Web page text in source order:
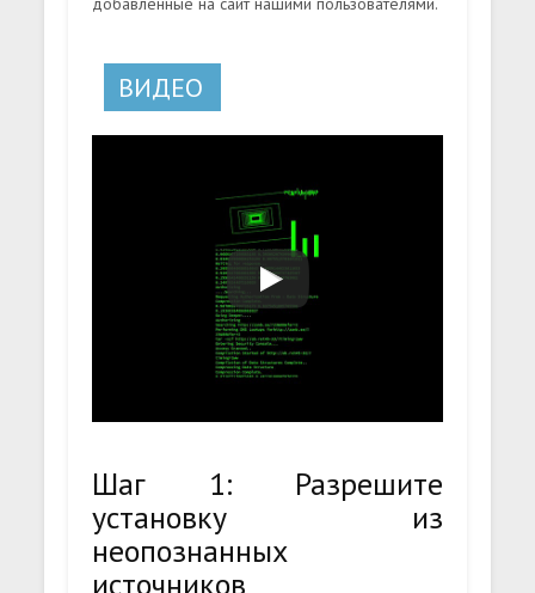
ВИДЕО
Шаг 1: Разрешите
установку из
неопознанных
источников